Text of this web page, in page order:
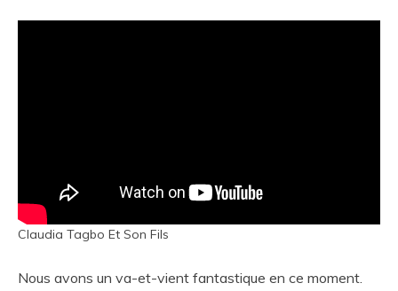
Claudia Tagbo Et Son Fils
Nous avons un va-et-vient fantastique en ce moment.